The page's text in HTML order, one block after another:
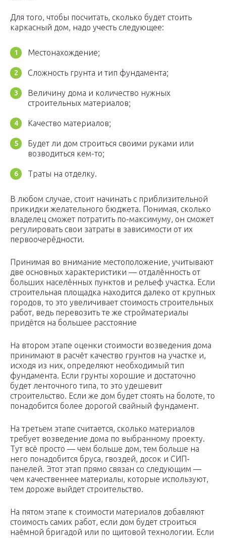
Для того, чтобы посчитать, сколько будет стоить
каркасный дом, надо учесть следующее:
Местонахождение;
Сложность грунта и тип фундамента;
Величину дома и количество нужных
строительных материалов;
Качество материалов;
Будет ли дом строиться своими руками или
возводиться кем-то;
Траты на отделку.
В любом случае, стоит начинать с приблизительной
прикидки желательного бюджета. Понимая, сколько
владелец сможет потратить по-максимуму, он сможет
регулировать свои затраты в зависимости от их
первоочерёдности.
Принимая во внимание местоположение, учитывают
две основных характеристики — отдалённость от
больших населённых пунктов и рельеф участка. Если
строительная площадка находится далеко от крупных
городов, то это увеличивает стоимость строительных
работ, ведь перевозить те же стройматериалы
придётся на большее расстояние
На втором этапе оценки стоимости возведения дома
принимают в расчёт качество грунтов на участке и,
исходя из них, определяют необходимый тип
фундамента. Если грунты хорошие и достаточно
будет ленточного типа, то это удешевит
строительство. Если же дом будет стоять на болоте, то
понадобится более дорогой свайный фундамент.
На третьем этапе считается, сколько материалов
требует возведение дома по выбранному проекту.
Тут всё просто — чем больше дом, тем больше на
него понадобится бруса, гвоздей, досок и СИП-
панелей. Этот этап прямо связан со следующим —
чем качественнее материалы, которые используют,
тем дороже выйдет строительство.
На пятом этапе к стоимости материалов добавляют
стоимость самих работ, если дом будет строиться
наёмной бригадой или по щитовой технологии. Если